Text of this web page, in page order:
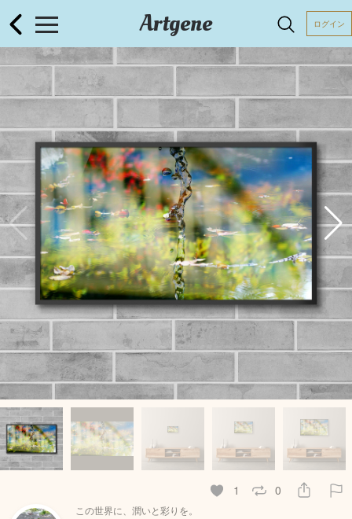
Artgene ログイン
1 0
この世界に、潤いと彩りを。